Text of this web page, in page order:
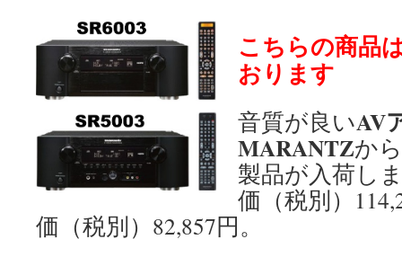
こちらの商品
おります
音質が良いAV
MARANTZか
製品が入荷し
価（税別）
価（税別）82,857円。